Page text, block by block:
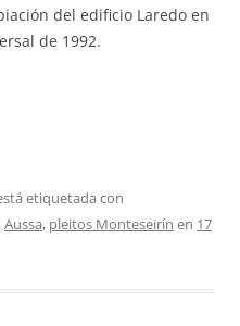
del edificio Laredo en
de 1992.
etiquetada con
,Aussa, pleitos Monteseirín en 17